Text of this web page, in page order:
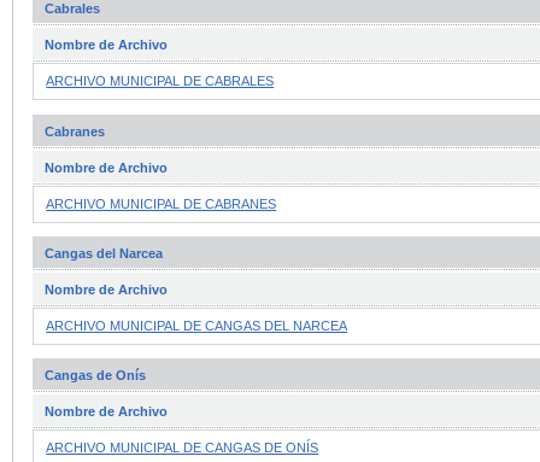
Cabrales
Nombre de Archivo
ARCHIVO MUNICIPAL DE CABRALES
Cabranes
Nombre de Archivo
ARCHIVO MUNICIPAL DE CABRANES
Cangas del Narcea
Nombre de Archivo
ARCHIVO MUNICIPAL DE CANGAS DEL NARCEA
Cangas de Onís
Nombre de Archivo
ARCHIVO MUNICIPAL DE CANGAS DE ONÍS